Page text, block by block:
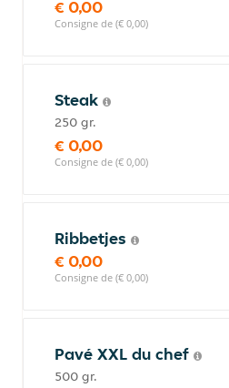
€ 0,00
Consigne de (€ 0,00)
Steak
250 gr.
€ 0,00
Consigne de (€ 0,00)
Ribbetjes
€ 0,00
Consigne de (€ 0,00)
Pavé XXL du chef
500 gr.